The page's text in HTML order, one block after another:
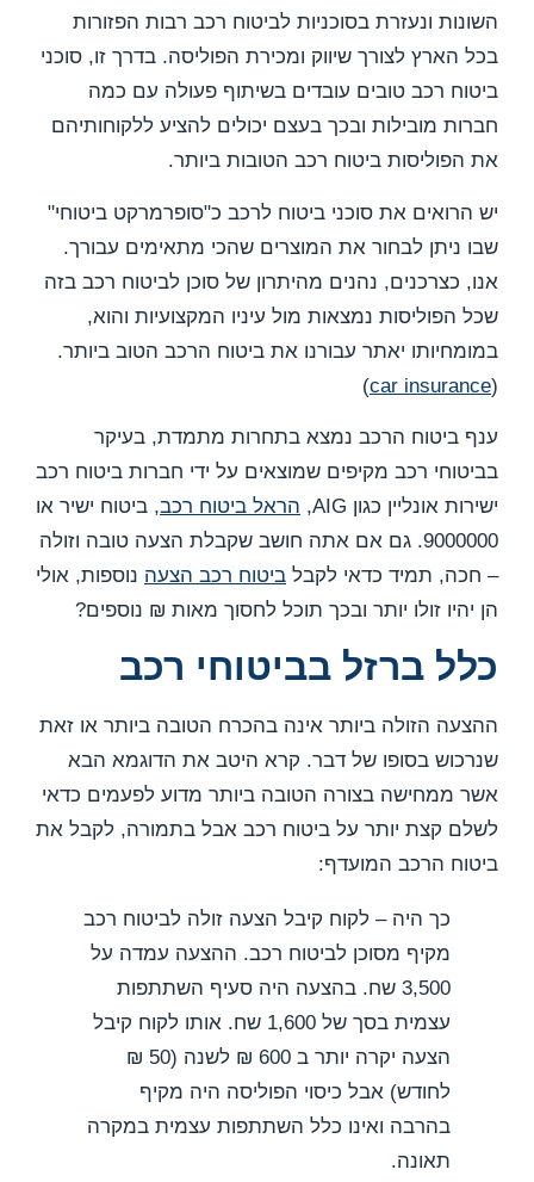
השונות ונעזרת בסוכניות לביטוח רכב רבות הפזורות
בכל הארץ לצורך שיווק ומכירת הפוליסה. בדרך זו, סוכני
ביטוח רכב טובים עובדים בשיתוף פעולה עם כמה
חברות מובילות ובכך בעצם יכולים להציע ללקוחותיהם
את הפוליסות ביטוח רכב הטובות ביותר.
יש הרואים את סוכני ביטוח לרכב כ"סופרמרקט ביטוחי"
שבו ניתן לבחור את המוצרים שהכי מתאימים עבורך.
אנו, כצרכנים, נהנים מהיתרון של סוכן לביטוח רכב בזה
שכל הפוליסות נמצאות מול עיניו המקצועיות והוא,
במומחיותו יאתר עבורנו את ביטוח הרכב הטוב ביותר.
(
car insurance
)
ענף ביטוח הרכב נמצא בתחרות מתמדת, בעיקר
בביטוחי רכב מקיפים שמוצאים על ידי חברות ביטוח רכב
ישירות אונליין כגון AIG,
הראל ביטוח רכב, ביטוח ישיר או
9000000. גם אם אתה חושב שקבלת הצעה טובה וזולה
– חכה, תמיד כדאי לקבל ביטוח רכב הצעה נוספות, אולי
הן יהיו זולו יותר ובכך תוכל לחסוך מאות ₪ נוספים?
כלל ברזל בביטוחי רכב
ההצעה הזולה ביותר אינה בהכרח הטובה ביותר או זאת
שנרכוש בסופו של דבר. קרא היטב את הדוגמא הבא
אשר ממחישה בצורה הטובה ביותר מדוע לפעמים כדאי
לשלם קצת יותר על ביטוח רכב אבל בתמורה, לקבל את
ביטוח הרכב המועדף:
כך היה – לקוח קיבל הצעה זולה לביטוח רכב
מקיף מסוכן לביטוח רכב. ההצעה עמדה על
3,500 שח. בהצעה היה סעיף השתתפות
עצמית בסך של 1,600 שח. אותו לקוח קיבל
הצעה יקרה יותר ב 600 ₪ לשנה (50 ₪
לחודש) אבל כיסוי הפוליסה היה מקיף
בהרבה ואינו כלל השתתפות עצמית במקרה
תאונה.